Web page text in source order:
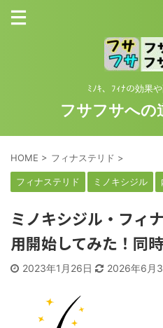
ﾐﾉｷ、ﾌｨﾅの効果
フサフサへの
HOME > フィナステリド >
フィナステリド ミノキシジル
ミノキシジル・フィ
用開始してみた！同
2023年1月26日 2026年6月